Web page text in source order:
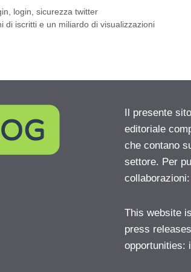
login ,sicurezza twitter
di iscritti e un miliardo di visualizzazioni
Il presente
editoriale
che contano
settore. Per
collaborazioni:
This website
press
opportunities: